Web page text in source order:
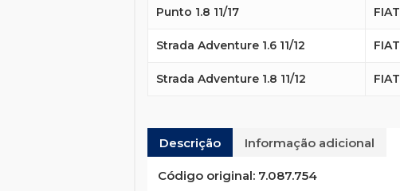
Punto 1.8 11/17 FIAT
Strada Adventure 1.6 11/12 FIAT
Strada Adventure 1.8 11/12 FIAT
Descrição Informação adicional
Código original:7.087.754